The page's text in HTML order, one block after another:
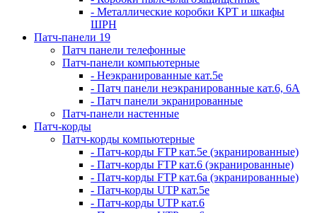
- Металлические коробки КРТ и шкафы
ШРН
Патч-панели 19
Патч панели телефонные
Патч-панели компьютерные
- Неэкранированные кат.5е
- Патч панели неэкранированные кат.6, 6А
- Патч панели экранированные
Патч-панели настенные
Патч-корды
Патч-корды компьютерные
- Патч-корды FTP кат.5е (экранированные)
- Патч-корды FTP кат.6 (экранированные)
- Патч-корды FTP кат.6а (экранированные)
- Патч-корды UTP кат.5е
- Патч-корды UTP кат.6